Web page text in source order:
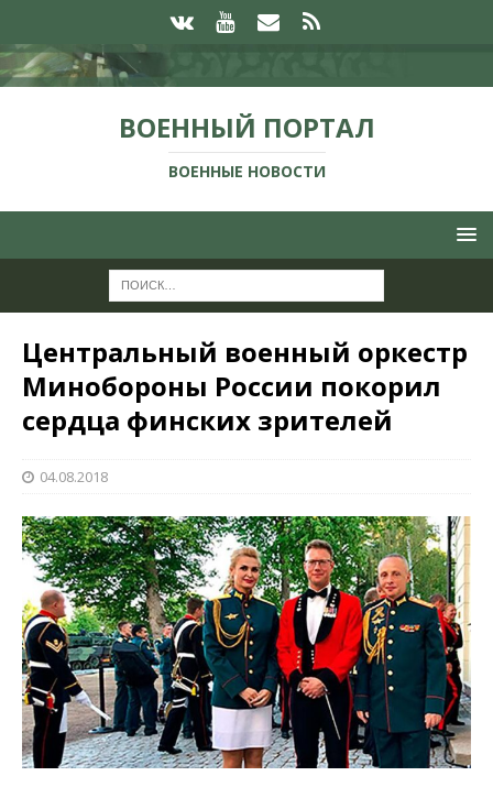
ВОЕННЫЙ ПОРТАЛ
ВОЕННЫЕ НОВОСТИ
Центральный военный оркестр
Минобороны России покорил
сердца финских зрителей
04.08.2018